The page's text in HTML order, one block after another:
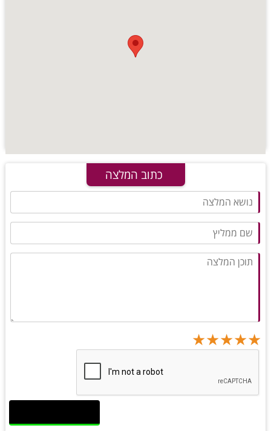
כתוב המלצה
★
★★
★★★
★★★★
★★★★★